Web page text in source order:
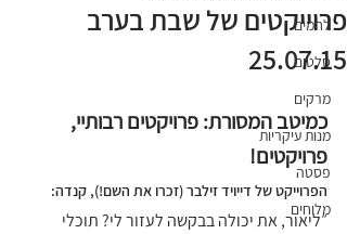
לחמים
סלטים
מרקים
מנות עיקריות
פסטה
מלוחים
פרוייקטים של שבת בערב
25.07.15
כמיטב המסורת: פרויקטים רבותיי,
פרויקטים!
הפרוייקט של דייויד זילבר (זכרו את השם!), קנדה:
״ליאור, את יכולה בבקשה לעזור לי? תוכלי